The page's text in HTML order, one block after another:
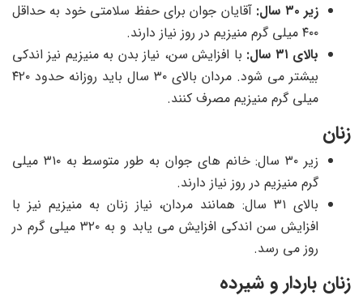
زیر ۳۰ سال:
آقایان جوان برای حفظ سلامتی خود به حداقل
۴۰۰ میلی گرم منیزیم در روز نیاز دارند.
بالای ۳۱ سال:
با افزایش سن، نیاز بدن به منیزیم نیز اندکی
بیشتر می شود. مردان بالای ۳۰ سال باید روزانه حدود ۴۲۰
میلی گرم منیزیم مصرف کنند.
زنان
زیر ۳۰ سال: خانم های جوان به طور متوسط به ۳۱۰ میلی
گرم منیزیم در روز نیاز دارند.
بالای ۳۱ سال: همانند مردان، نیاز زنان به منیزیم نیز با
افزایش سن اندکی افزایش می یابد و به ۳۲۰ میلی گرم در
روز می رسد.
زنان باردار و شیرده